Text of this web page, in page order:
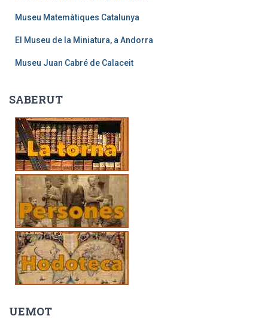
Museu Matemàtiques Catalunya
El Museu de la Miniatura, a Andorra
Museu Juan Cabré de Calaceit
SABERUT
UEMOT